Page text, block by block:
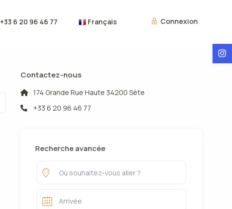
Connexion
+33 6 20 96 46 77 Français
Voyageurs
Contactez-nous
174 Grande Rue Haute 34200 Sète
+33 6 20 96 46 77
Recherche avancée